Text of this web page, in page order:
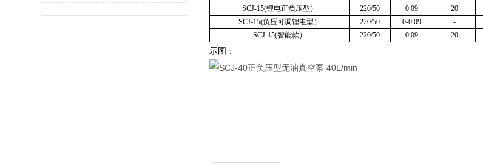
SCJ-15(锂电正负压型）
220/50 0.09 20
SCJ-15(负压可调锂电型）
220/50 0-0.09 -
SCJ-15(智能款）
220/50 0.09 20
示图：